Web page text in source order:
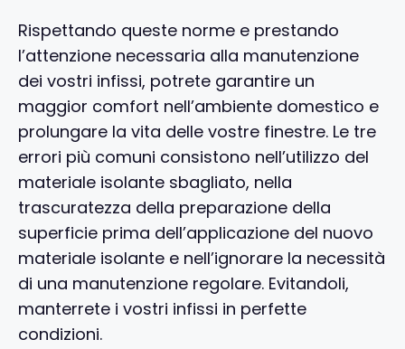
Rispettando queste norme e prestando
l’attenzione necessaria alla manutenzione
dei vostri infissi, potrete garantire un
maggior comfort nell’ambiente domestico e
prolungare la vita delle vostre finestre. Le tre
errori più comuni consistono nell’utilizzo del
materiale isolante sbagliato, nella
trascuratezza della preparazione della
superficie prima dell’applicazione del nuovo
materiale isolante e nell’ignorare la necessità
di una manutenzione regolare. Evitandoli,
manterrete i vostri infissi in perfette
condizioni.